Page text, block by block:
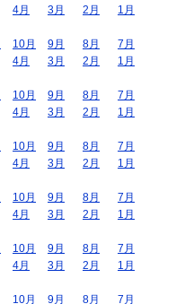
4月 3月 2月
1月
10月 9月 8月
7月
4月 3月 2月
1月
10月 9月 8月
7月
4月 3月 2月
1月
10月 9月 8月
7月
4月 3月 2月
1月
10月 9月 8月
7月
4月 3月 2月
1月
10月 9月 8月
7月
4月 3月 2月
1月
10月 9月 8月 7月